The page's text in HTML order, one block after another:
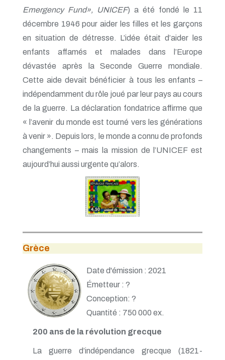
Emergency Fund», UNICEF) a été fondé le 11
décembre 1946 pour aider les filles et les garçons
en situation de détresse. L’idée était d’aider les
enfants affamés et malades dans l’Europe
dévastée après la Seconde Guerre mondiale.
Cette aide devait bénéficier à tous les enfants –
indépendamment du rôle joué par leur pays au cours
de la guerre. La déclaration fondatrice affirme que
« l’avenir du monde est tourné vers les générations
à venir ». Depuis lors, le monde a connu de profonds
changements – mais la mission de l’UNICEF est
aujourd’hui aussi urgente qu’alors.
Grèce
Date d'émission : 2021
Émetteur : ?
Conception: ?
Quantité : 750 000 ex.
200 ans de la révolution grecque
La guerre d’indépendance grecque (1821-